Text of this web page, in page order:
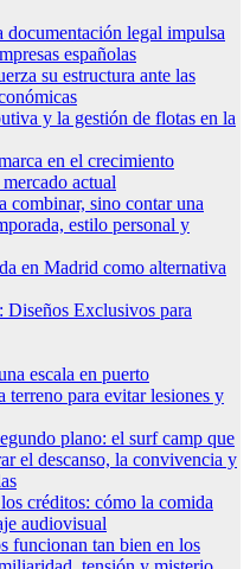
legal impulsa
españolas
su estructura ante las
y la gestión de flotas en la
en el crecimiento
actual
combinar, sino contar una
estilo personal y
en Madrid como alternativa
Exclusivos para
escala en puerto
terreno para evitar lesiones y
plano: el surf camp que
el descanso, la convivencia y
créditos: cómo la comida
audiovisual
funcionan tan bien en los